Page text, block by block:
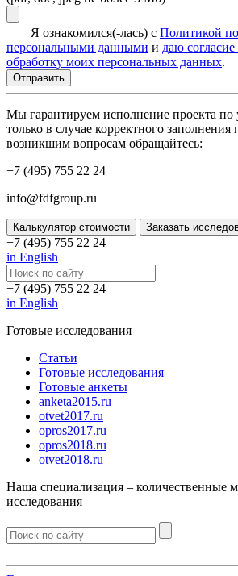
Я ознакомился(-лась) с Политикой
персональными данными и даю
обработку моих персональных данных.
Мы гарантируем исполнение проекта по
только в случае корректного
возникшим вопросам обращайтесь:
+7 (495) 755 22 24
info@fdfgroup.ru
Калькулятор стоимости Заказать
+7 (495) 755 22 24
in English
+7 (495) 755 22 24
in English
Готовые исследования
Статьи
Готовые исследования
Готовые анкеты
anketa2015.ru
otvet2017.ru
opros2017.ru
opros2018.ru
otvet2018.ru
Наша специализация – количественные
исследования